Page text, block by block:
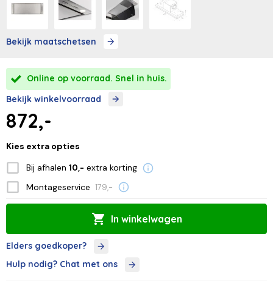
Bekijk maatschetsen
Online op voorraad. Snel in huis.
Bekijk winkelvoorraad
872,-
Kies extra opties
Bij afhalen 10,- extra korting
Montageservice 179,-
In winkelwagen
Elders goedkoper?
Hulp nodig? Chat met ons